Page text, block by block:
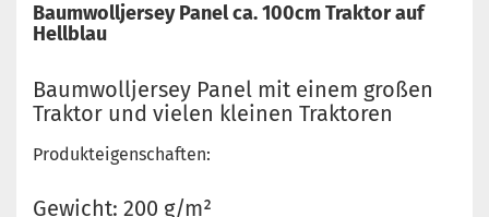
Baumwolljersey Panel ca. 100cm Traktor auf
Hellblau
Baumwolljersey Panel mit einem großen
Traktor und vielen kleinen Traktoren
Produkteigenschaften:
Gewicht: 200 g/m²